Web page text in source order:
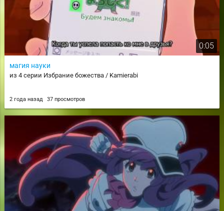
0:05
магия науки
из 4 серии Избрание божества / Kamierabi
2 года назад 37 просмотров